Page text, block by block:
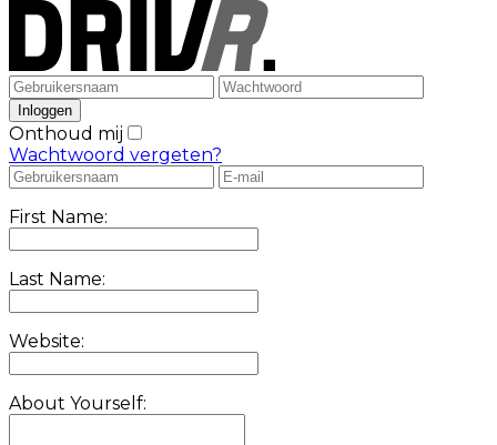
Onthoud mij
Wachtwoord vergeten?
First Name:
Last Name:
Website:
About Yourself: